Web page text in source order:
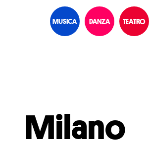
MUSICA DANZA TEATRO
Milano